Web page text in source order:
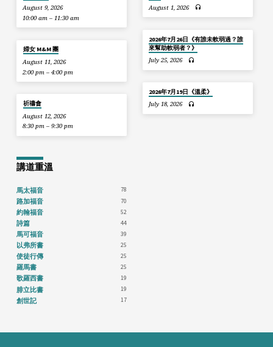
August 9, 2026
10:00 am – 11:30 am
婦女 M&M 團
August 11, 2026
2:00 pm – 4:00 pm
祈禱會
August 12, 2026
8:30 pm – 9:30 pm
August 1, 2026
2026年7月26日《有誰未軟弱過？誰
來幫助軟弱者？》
July 25, 2026
2026年7月19日《溫柔》
July 18, 2026
講道重溫
馬太福音 78
路加福音 70
約翰福音 52
詩篇 44
馬可福音 39
以弗所書 25
使徒行傳 25
羅馬書 25
歌羅西書 19
腓立比書 19
創世記 17